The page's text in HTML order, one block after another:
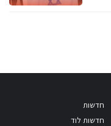
חדשות
חדשות לוד